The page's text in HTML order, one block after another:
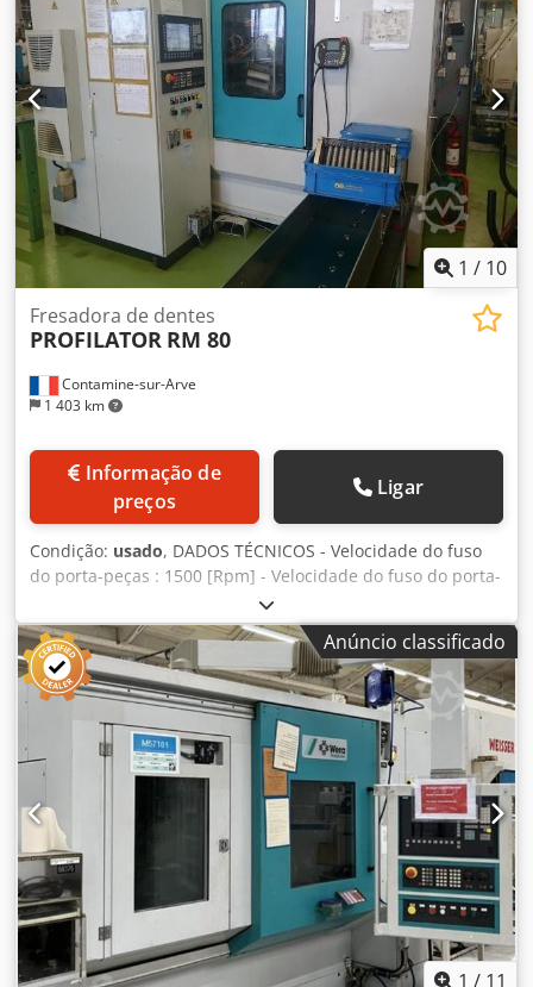
1 / 10
Contamine-sur-Arve
1 403 km
Fresadora de dentes
PROFILATOR RM 80
preços
Ligar
Condição: usado, DADOS TÉCNICOS - Velocidade do fuso
do porta-peças : 1500 [Rpm] - Velocidade do fuso do porta-
ferramentas : 3000 [Rpm] - Ø máx. da peça : 50 [mm] -
Dimensões : 2820 x 2400 x 2500 [mm] - Peso : 4200 [kg]
ACESSÓRIOS - CN SIEMENS 840D - Robô STAUBLI 6 eixos
TX60 com controlo CS8C Cjdpouhbp Esfx Af Roha -
Dispositivo de rebarbação
Anúncio classificado
1 / 11